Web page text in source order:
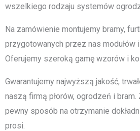
wszelkiego rodzaju systemów
Na zamówienie montujemy bramy,
przygotowanych przez nas
Oferujemy szeroką gamę wzorów i
Gwarantujemy najwyższą jakość,
naszą firmą płorów, ogrodzeń i
pewny sposób na otrzymanie
prosi.